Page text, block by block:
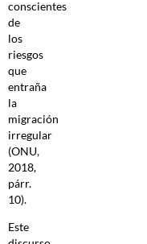
conscientes
de
los
riesgos
que
entraña
la
migración
irregular
(ONU,
2018,
párr.
10).
Este